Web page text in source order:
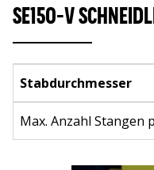
SE150-V
Stabdurchmesser
Max. Anzahl Stangen